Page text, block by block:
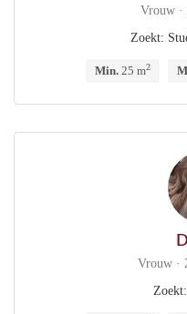
Vrouw ·
Zoekt:
Min. 25 m2
Vrouw ·